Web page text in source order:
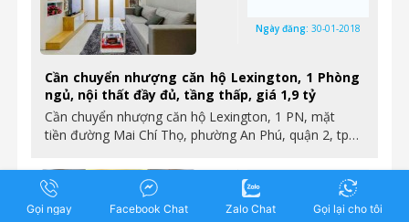
Cần chuyển nhượng căn hộ Lexington, 1 Phòng
ngủ, nội thất đầy đủ, tầng thấp, giá 1,9 tỷ
Cần chuyển nhượng căn hộ Lexington, 1 PN, mặt
tiền đường Mai Chí Thọ, phường An Phú, quận 2, tp…
Ngày đăng: 30-01-2018
Diện tích:73 m2
Gọi ngay Facebook Chat Zalo Chat Gọi lại cho tôi